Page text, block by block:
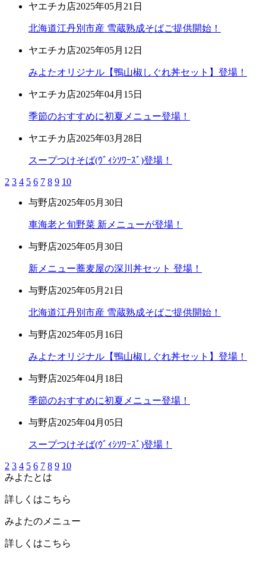
ヤエチカ店2025年05月21日
北海道江丹別市産 雪蔵熟成そばご提供開始！
ヤエチカ店2025年05月12日
みよたオリジナル【鴨山椒しぐれ丼セット】登場！
ヤエチカ店2025年04月15日
季節のおすすめに初夏メニュー登場！
ヤエチカ店2025年03月28日
スープつけそば(ｳﾞｨｼｿﾜｰｽﾞ)登場！
2 3 4 5 6 7 8 9 10
与野店2025年05月30日
車海老と旬野菜 新メニューが登場！
与野店2025年05月30日
新メニュー蕎麦屋の深川丼セット 登場！
与野店2025年05月21日
北海道江丹別市産 雪蔵熟成そばご提供開始！
与野店2025年05月16日
みよたオリジナル【鴨山椒しぐれ丼セット】登場！
与野店2025年04月18日
季節のおすすめに初夏メニュー登場！
与野店2025年04月05日
スープつけそば(ｳﾞｨｼｿﾜｰｽﾞ)登場！
2 3 4 5 6 7 8 9 10
みよたとは
詳しくはこちら
みよたのメニュー
詳しくはこちら